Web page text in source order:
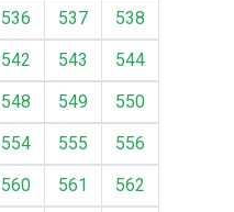
536 537
538
542 543
544
548 549
550
554 555
556
560 561
562